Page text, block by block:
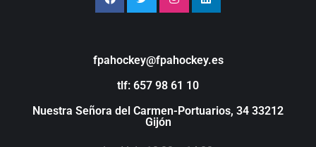
fpahockey@fpahockey.es
tlf: 657 98 61 10
Nuestra Señora del Carmen-Portuarios, 34 33212
Gijón